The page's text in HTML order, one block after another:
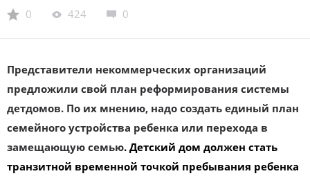
0 424 0
Представители некоммерческих организаций
предложили свой план реформирования системы
детдомов. По их мнению, надо создать единый план
семейного устройства ребенка или перехода в
замещающую семью. Детский дом должен стать
транзитной временной точкой пребывания ребенка